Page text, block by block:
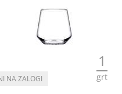
1
grt